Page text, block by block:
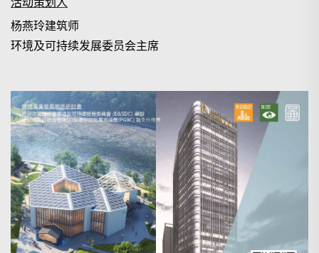
杨燕玲建筑师
环境及可持续发展委员会主席